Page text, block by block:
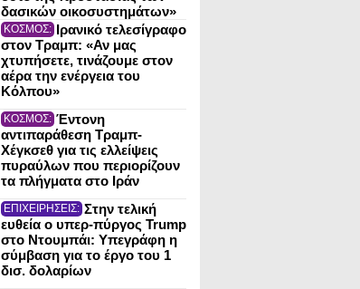
δασικών οικοσυστημάτων»
ΚΟΣΜΟΣ: Ιρανικό τελεσίγραφο
στον Τραμπ: «Αν μας
χτυπήσετε, τινάζουμε στον
αέρα την ενέργεια του
Κόλπου»
ΚΟΣΜΟΣ: Έντονη
αντιπαράθεση Τραμπ-
Χέγκσεθ για τις ελλείψεις
πυραύλων που περιορίζουν
τα πλήγματα στο Ιράν
ΕΠΙΧΕΙΡΗΣΕΙΣ: Στην τελική
ευθεία ο υπερ-πύργος Trump
στο Ντουμπάι: Υπεγράφη η
σύμβαση για το έργο του 1
δισ. δολαρίων